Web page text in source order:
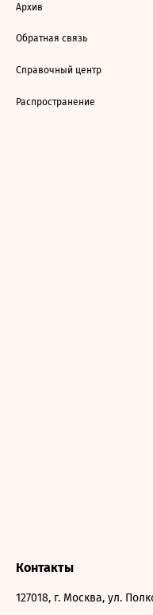
Архив
Обратная связь
Справочный центр
Распространение
Контакты
127018, г. Москва, ул.